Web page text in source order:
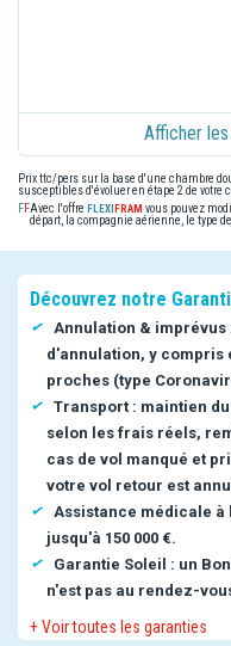
Afficher
Prix ttc/pers sur la base d'une chambre
susceptibles d'évoluer en étape 2 de
Avec l'offre
vous pouvez
départ, la compagnie aérienne, le type
Découvrez notre
Annulation &
d'annulation, y compris
proches (type
Transport : maintien
selon les frais réels,
cas de vol manqué et
votre vol retour est
Assistance médicale
jusqu'à 150 000 €.
Garantie Soleil : un
n'est pas au rendez-
+ Voir toutes les garanties